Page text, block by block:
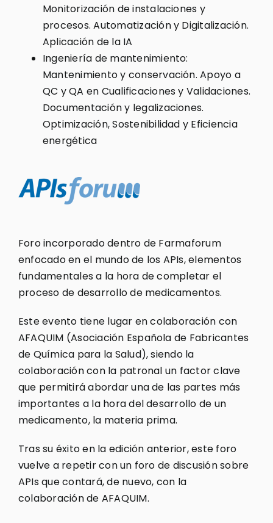
Monitorización de instalaciones y
procesos. Automatización y Digitalización.
Aplicación de la IA
Ingeniería de mantenimiento:
Mantenimiento y conservación. Apoyo a
QC y QA en Cualificaciones y Validaciones.
Documentación y legalizaciones.
Optimización, Sostenibilidad y Eficiencia
energética
Foro incorporado dentro de Farmaforum
enfocado en el mundo de los APIs, elementos
fundamentales a la hora de completar el
proceso de desarrollo de medicamentos.
Este evento tiene lugar en colaboración con
AFAQUIM (Asociación Española de Fabricantes
de Química para la Salud), siendo la
colaboración con la patronal un factor clave
que permitirá abordar una de las partes más
importantes a la hora del desarrollo de un
medicamento, la materia prima.
Tras su éxito en la edición anterior, este foro
vuelve a repetir con un foro de discusión sobre
APIs que contará, de nuevo, con la
colaboración de AFAQUIM.